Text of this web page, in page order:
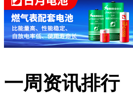
一周资讯排行